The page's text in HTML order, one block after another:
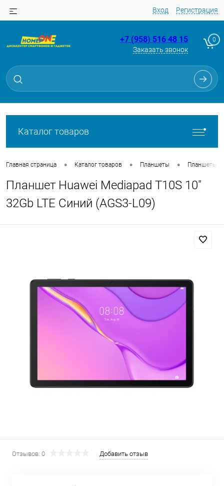
Вход Регистрация
+7 (958) 516 48 15
Заказать звонок
0
Каталог товаров
Главная страница • Каталог товаров • Планшеты • Планшеты
Планшет Huawei Mediapad T10S 10"
32Gb LTE Синий (AGS3-L09)
Отзывов: 0 Добавить отзыв
Для клиентов всех банков
Разбейте
без переплат
Сегодня
Оплачивайте сегодня только
% картой любого банка
Получайте товар
выбранный способом
списыватьсяс вашей карты
об оплате Плайтом